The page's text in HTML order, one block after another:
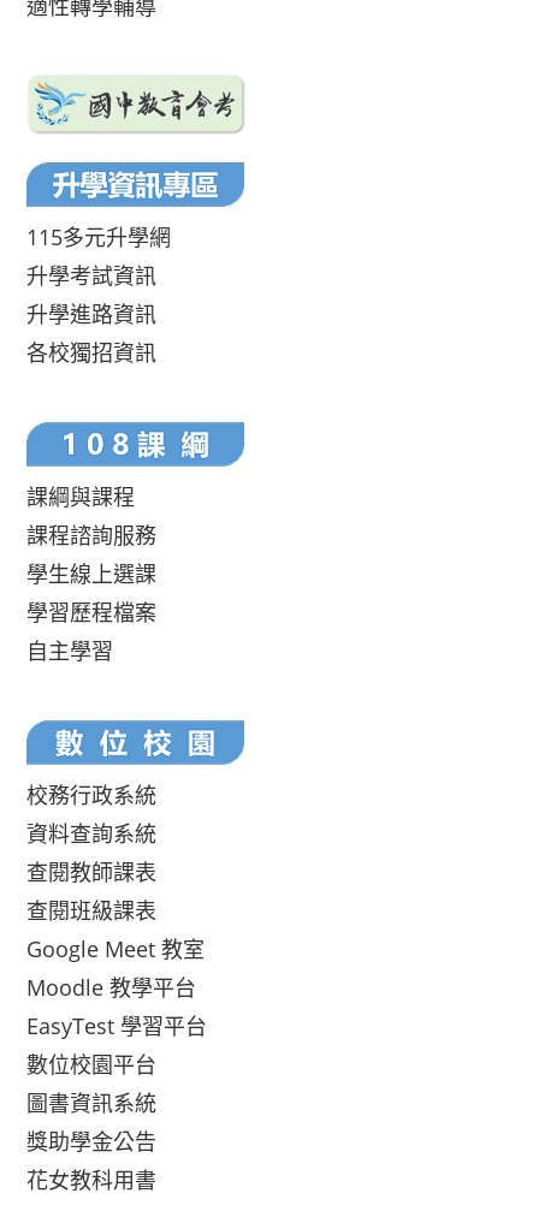
適性轉學輔導
115多元升學網
升學考試資訊
升學進路資訊
各校獨招資訊
課綱與課程
課程諮詢服務
學生線上選課
學習歷程檔案
自主學習
校務行政系統
資料查詢系統
查閱教師課表
查閱班級課表
Google Meet 教室
Moodle 教學平台
EasyTest 學習平台
數位校園平台
圖書資訊系統
獎助學金公告
花女教科用書